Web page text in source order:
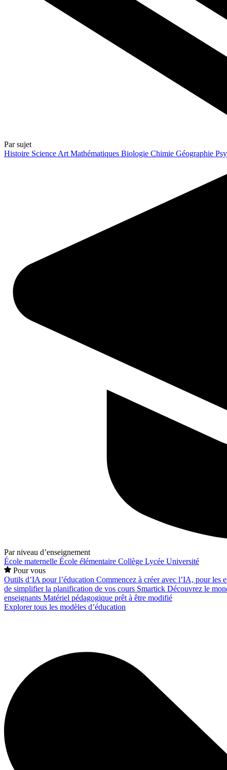
Par sujet
Histoire Science Art Mathématiques Biologie Chimie Géographie
Par niveau d’enseignement
École maternelle École élémentaire Collège Lycée Université
Pour vous
Outils d’IA pour l’éducation Commencez à créer avec l’IA, pour les
de simplifier la planification de vos cours Smartick Découvrez le
enseignants Matériel pédagogique prêt à être modifié
Explorer tous les modèles d’éducation